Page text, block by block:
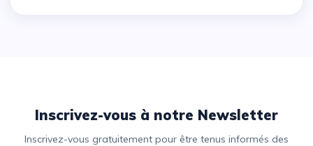
Inscrivez-vous à notre Newsletter
Inscrivez-vous gratuitement pour être tenus informés des